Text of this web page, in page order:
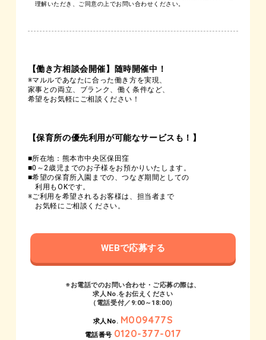
理解いただき、ご同意の上でお問い合わせください。
【働き方相談会開催】随時開催中！
※マルルであなたに合った働き方を実現、
家事との両立、ブランク、働く条件など、
希望をお気軽にご相談ください！
【保育所の優先利用が可能なサービスも！】
■所在地：熊本市中央区保田窪
■0～2歳児までのお子様をお預かりいたします。
■希望の保育所入園までの、つなぎ期間としての
利用もOKです。
※ご利用を希望されるお客様は、担当者まで
お気軽にご相談ください。
WEBで応募する
※お電話でのお問い合わせ・ご応募の際は、
求人No.をお伝えください
（電話受付／9:00～18:00）
求人No. M009477S
電話番号 0120-377-017